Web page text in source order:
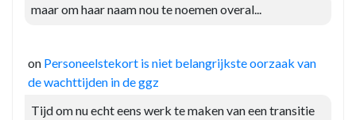
maar om haar naam nou te noemen overal...
on Personeelstekort is niet belangrijkste oorzaak van
de wachttijden in de ggz
Tijd om nu echt eens werk te maken van een transitie